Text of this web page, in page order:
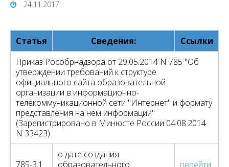
24.11.2017
Статья Cведения:
Ссылки
Приказ Рособрнадзора от 29.05.2014 N 785 "Об
утверждении требований к структуре
официального сайта образовательной
организации в информационно-
телекоммуникационной сети "Интернет" и формату
представления на нем информации"
(Зарегистрировано в Минюсте России 04.08.2014
N 33423)
785-3.1
о дате создания
образовательного
перейти